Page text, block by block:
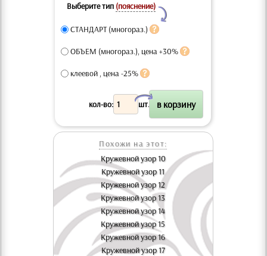
Выберите тип (пояснение)
Y
СТАНДАРТ (многораз.)
ОБЪЕМ (многораз.), цена +30%
клеевой , цена -25%
кол-во: шт.
X
Похожи на этот:
Кружевной узор 10
Кружевной узор 11
Кружевной узор 12
Кружевной узор 13
Кружевной узор 14
Кружевной узор 15
Кружевной узор 16
Кружевной узор 17